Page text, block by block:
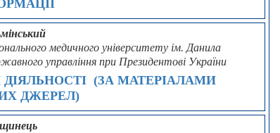
медичного університету ім. Данила
управління при Президентові України
(ЗА МАТЕРІАЛАМИ
ДЖЕРЕЛ)